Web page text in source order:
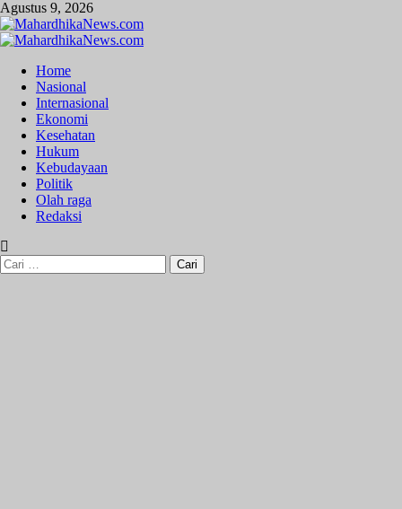
Skip
to
content
Agustus 9, 2026
Primary
Home
Nasional
Internasional
Ekonomi
Kesehatan
Hukum
Kebudayaan
Politik
Olah raga
Redaksi
Cari
untuk: